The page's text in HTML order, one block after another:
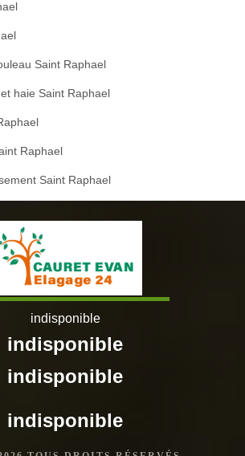
Saint Raphael
haie Saint Raphael
Raphael
Saint Raphael
indisponible
indisponible
indisponible
indisponible